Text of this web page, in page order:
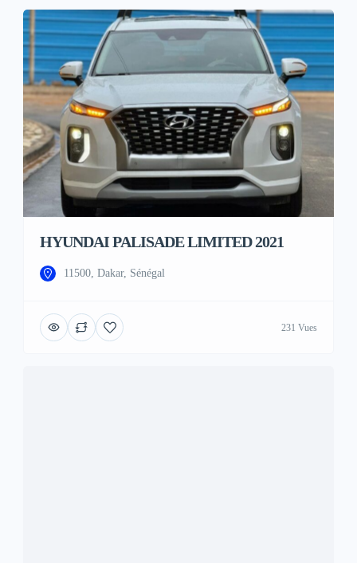
HYUNDAI PALISADE LIMITED 2021
11500, Dakar, Sénégal
231 Vues